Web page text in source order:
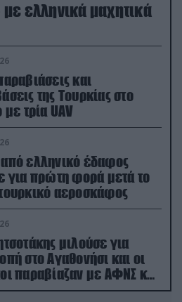
ελληνικά μαχητικά
και
της Τουρκίας στο
με τρία UAV
ελληνικό έδαφος
για πρώτη φορά μετά το
αεροσκάφος
μιλούσε για
στο Αγαθονήσι και οι
παραβίαζαν με ΑΦΝΣ και